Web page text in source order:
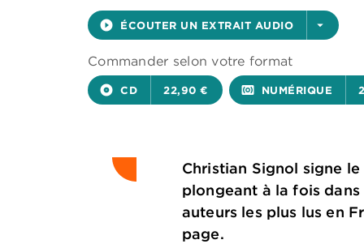
play_circle_filled ÉCOUTER UN EXTRAIT AUDIO arrow_drop_down
Commander selon votre format
album CD 22,90 € surround_sound NUMÉRIQUE
Christian Signol signe
plongeant à la fois dans
auteurs les plus lus en
page.